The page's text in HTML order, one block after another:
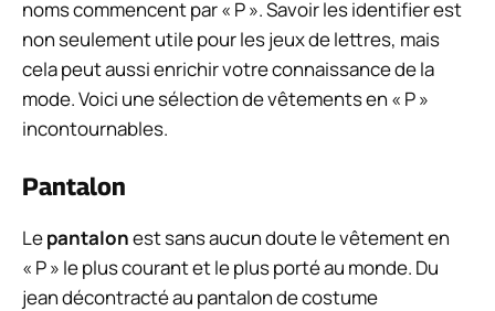
noms commencent par « P ». Savoir les identifier est
non seulement utile pour les jeux de lettres, mais
cela peut aussi enrichir votre connaissance de la
mode. Voici une sélection de vêtements en « P »
incontournables.
Pantalon
Lepantalonest sans aucun doute le vêtement en
« P » le plus courant et le plus porté au monde. Du
jean décontracté au pantalon de costume